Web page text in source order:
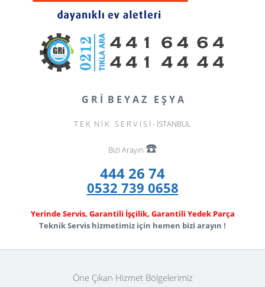
G R İ B E Y A Z E Ş Y A
T E K N İ K S E R V İ S İ - İSTANBUL
Bizi Arayın ☎️
444 26 74
0532 739 0658
Yerinde Servis, Garantili İşçilik, Garantili Yedek Parça
Teknik Servis hizmetimiz için hemen bizi arayın !
Öne Çıkan Hizmet Bölgelerimiz